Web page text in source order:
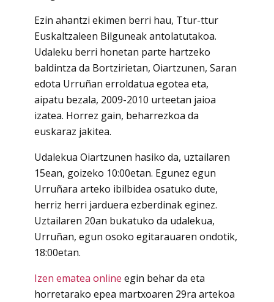
Ezin ahantzi ekimen berri hau, Ttur-ttur
Euskaltzaleen Bilguneak antolatutakoa.
Udaleku berri honetan parte hartzeko
baldintza da Bortzirietan, Oiartzunen, Saran
edota Urruñan erroldatua egotea eta,
aipatu bezala, 2009-2010 urteetan jaioa
izatea. Horrez gain, beharrezkoa da
euskaraz jakitea.
Udalekua Oiartzunen hasiko da, uztailaren
15ean, goizeko 10:00etan. Egunez egun
Urruñara arteko ibilbidea osatuko dute,
herriz herri jarduera ezberdinak eginez.
Uztailaren 20an bukatuko da udalekua,
Urruñan, egun osoko egitarauaren ondotik,
18:00etan.
Izen ematea online egin behar da eta
horretarako epea martxoaren 29ra artekoa